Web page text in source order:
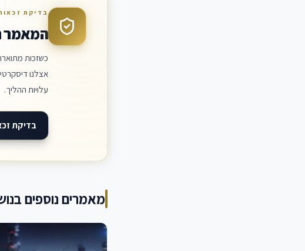
בדיקת
המאמר
כשזכות
אצלנו
עלויות ההליך.
בדיקת
מאמרים נוספים